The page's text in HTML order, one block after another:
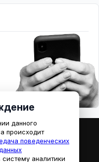
данного
происходит
поведенческих
аналитики